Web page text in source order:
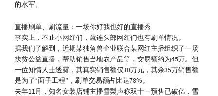
的水军。
直播刷单、刷流量：一场你好我也好的直播秀
事实上，不止小网红们，就连头部网红们也有刷单情况。
据我们了解到，近期某独角兽企业联合某网红主播组织了一场
扶贫公益直播，帮助销售当地农产品等，交易额约为45万。但
一位知情人士透露，其真实销售额仅10万元，其余35万销售额
是为了“面子工程”，刷单交易额占比达78%。
去年11月，知名女装店铺主播雪梨声称双十一预售已破亿，雪